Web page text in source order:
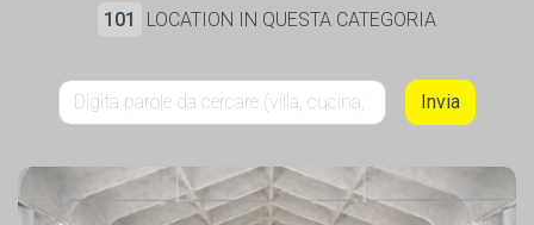
101 LOCATION IN QUESTA CATEGORIA